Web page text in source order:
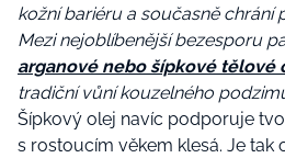
kožní bariéru a současně chrání
Mezi nejoblíbenější bezesporu
arganové nebo šípkové tělové
tradiční vůní kouzelného
Šípkový olej navíc podporuje
s rostoucím věkem klesá. Je tak